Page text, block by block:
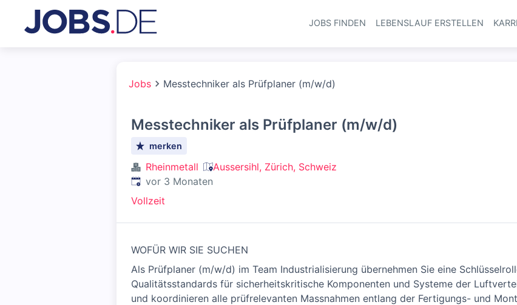
JOBS FINDEN LEBENSLAUF ERSTELLEN
Jobs Messtechniker als Prüfplaner (m/w/d)
Messtechniker als Prüfplaner (m/w/d)
merken
Rheinmetall
Aussersihl, Zürich, Schweiz
Veröffentlicht:
vor 3 Monaten
Vollzeit
WOFÜR WIR SIE SUCHEN
Als Prüfplaner (m/w/d) im Team Industrialisierung übernehmen Sie eine
Qualitätsstandards für sicherheitskritische Komponenten und Systeme der
und koordinieren alle prüfrelevanten Massnahmen entlang der Fertigungs- und